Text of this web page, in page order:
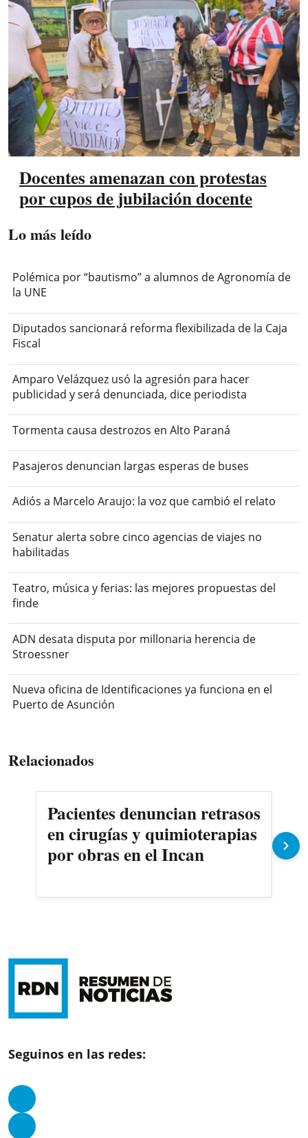
Docentes amenazan con protestas
por cupos de jubilación docente
Lo más leído
Polémica por “bautismo” a alumnos de Agronomía de
la UNE
Diputados sancionará reforma flexibilizada de la Caja
Fiscal
Amparo Velázquez usó la agresión para hacer
publicidad y será denunciada, dice periodista
Tormenta causa destrozos en Alto Paraná
Pasajeros denuncian largas esperas de buses
Adiós a Marcelo Araujo: la voz que cambió el relato
Senatur alerta sobre cinco agencias de viajes no
habilitadas
Teatro, música y ferias: las mejores propuestas del
finde
ADN desata disputa por millonaria herencia de
Stroessner
Nueva oficina de Identificaciones ya funciona en el
Puerto de Asunción
Relacionados
Pacientes denuncian retrasos
en cirugías y quimioterapias
por obras en el Incan
Seguinos en las redes: